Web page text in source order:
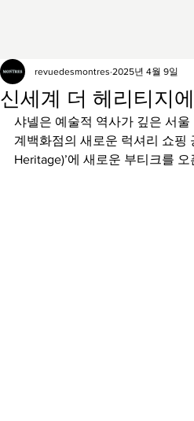
신세계 더 헤리티지
revuedesmontres 2025년 4월 9일
샤넬은 예술적 역사가 깊은 서울
계백화점의 새로운 럭셔리 쇼핑
Heritage)’에 새로운 부티크를 오